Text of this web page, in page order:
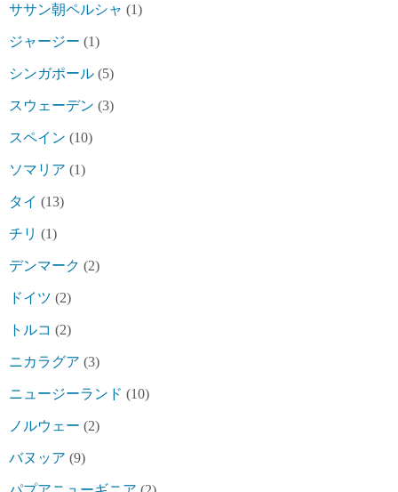
ササン朝ペルシャ (1)
ジャージー (1)
シンガポール (5)
スウェーデン (3)
スペイン (10)
ソマリア (1)
タイ (13)
チリ (1)
デンマーク (2)
ドイツ (2)
トルコ (2)
ニカラグア (3)
ニュージーランド (10)
ノルウェー (2)
バヌッア (9)